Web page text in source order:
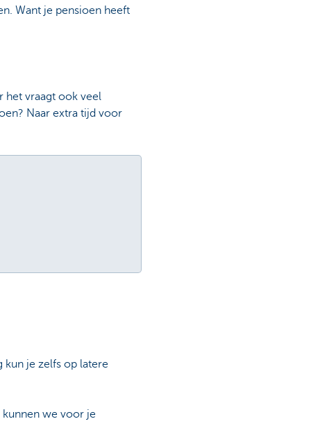
Want je pensioen heeft
het vraagt ook veel
Naar extra tijd voor
kun je zelfs op latere
we voor je